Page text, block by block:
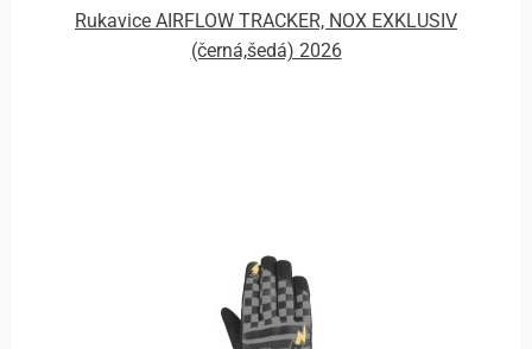
Rukavice AIRFLOW TRACKER, NOX EXKLUSIV
(černá,šedá) 2026